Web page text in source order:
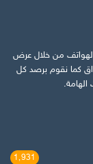
من خلال عرض
كما نقوم برصد كل
الهامة.
1٬931